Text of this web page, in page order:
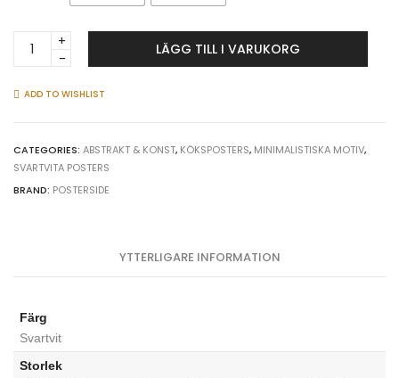
Coffee
cup
Coffe
Elegant
kökstavla
i
LÄGG TILL I VARUKORG
ADD TO WISHLIST
CATEGORIES: ABSTRAKT & KONST, KÖKSPOSTERS, MINIMALISTISKA MOTIV,
SVARTVITA POSTERS
BRAND: POSTERSIDE
YTTERLIGARE INFORMATION
Färg
Svartvit
Storlek